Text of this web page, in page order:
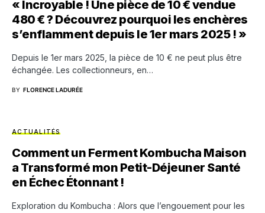
« Incroyable ! Une pièce de 10 € vendue
480 € ? Découvrez pourquoi les enchères
s’enflamment depuis le 1er mars 2025 ! »
Depuis le 1er mars 2025, la pièce de 10 € ne peut plus être
échangée. Les collectionneurs, en…
BY FLORENCE LADURÉE
ACTUALITÉS
Comment un Ferment Kombucha Maison
a Transformé mon Petit-Déjeuner Santé
en Échec Étonnant !
Exploration du Kombucha : Alors que l’engouement pour les